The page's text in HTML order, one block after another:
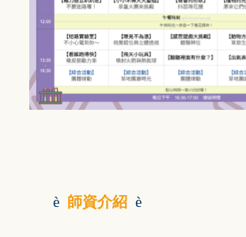
è 師資介紹 è